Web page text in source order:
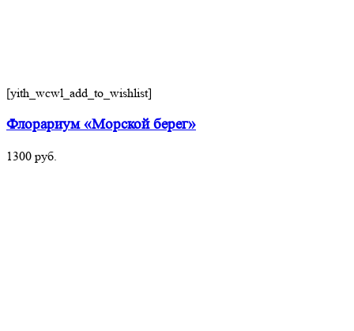
[yith_wcwl_add_to_wishlist]
Флорариум «Морской берег»
1300 руб.